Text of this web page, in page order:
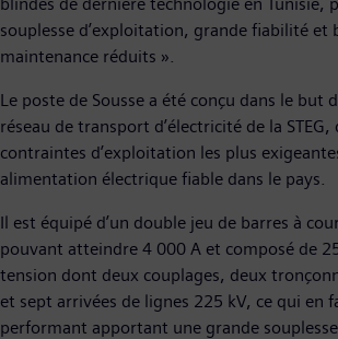
souplesse d’exploitation, grande fiabilité et
maintenance réduits ».
Le poste de Sousse a été conçu dans le but
réseau de transport d’électricité de la
contraintes d’exploitation les plus
alimentation électrique fiable dans le pays.
Il est équipé d’un double jeu de barres à
pouvant atteindre 4 000 A et composé de
tension dont deux couplages, deux
et sept arrivées de lignes 225 kV, ce qui en
performant apportant une grande